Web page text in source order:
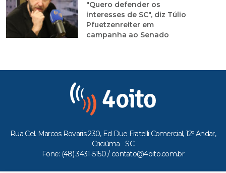
"Quero defender os
interesses de SC", diz Túlio
Pfuetzenreiter em
campanha ao Senado
Rua Cel. Marcos Rovaris 230, Ed Due Fratelli Comercial, 12º Andar,
Criciúma - SC
Fone: (48) 3431-5150 / contato@4oito.com.br